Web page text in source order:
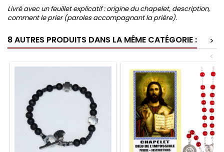
Livré avec un feuillet explicatif : origine du chapelet, description,
comment le prier (paroles accompagnant la prière).
8 AUTRES PRODUITS DANS LA MÊME CATÉGORIE :
>
<